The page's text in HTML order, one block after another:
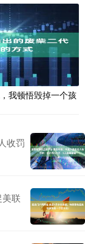
我顿悟毁掉一个孩
收罚
联